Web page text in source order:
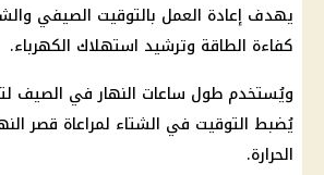
يهدف إعادة العمل بالتوقيت الصيفي
كفاءة الطاقة وترشيد استهلاك الكهرباء.
ويُستخدم طول ساعات النهار في الصيف
يُضبط التوقيت في الشتاء لمراعاة قصر
الحرارة.